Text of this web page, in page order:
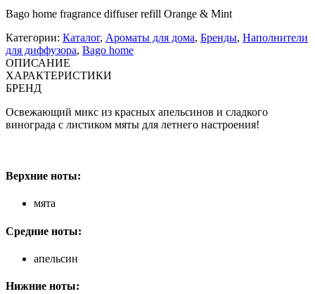
Bago home fragrance diffuser refill Orange & Mint
Категории: Каталог, Ароматы для дома, Бренды, Наполнители
для диффузора, Bago home
ОПИСАНИЕ
ХАРАКТЕРИСТИКИ
БРЕНД
Освежающий микс из красных апельсинов и сладкого
винограда с листиком мяты для летнего настроения!
Верхние ноты:
мята
Средние ноты:
апельсин
Нижние ноты: